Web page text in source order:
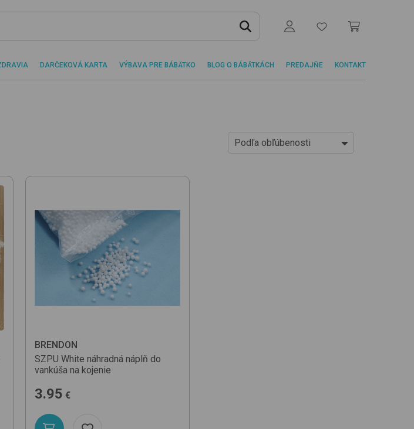
DARČEKOVÁ KARTA VÝBAVA PRE BÁBÄTKO BLOG O BÁBÄTKÁCH PREDAJŇE KONTAKT
Podľa obľúbenosti
BRENDON
SZPU White náhradná náplň do
vankúša na kojenie
3.95 €